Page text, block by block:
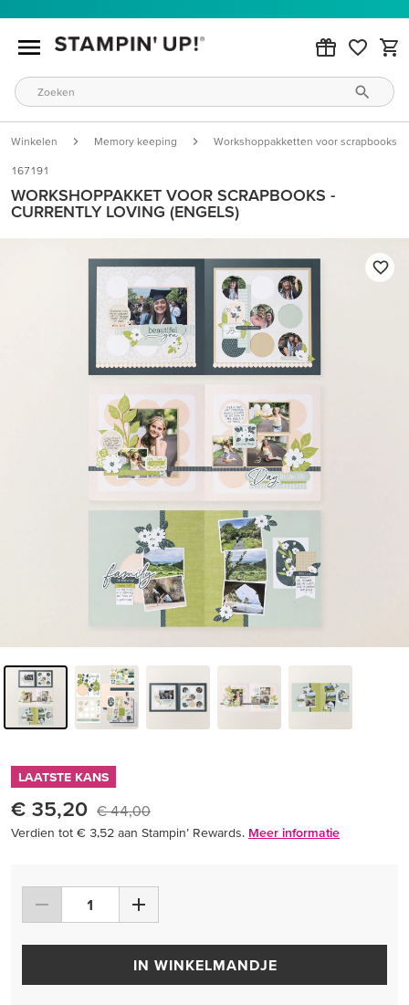
Winkelen Memory keeping Workshoppakketten voor scrapbooks
167191
WORKSHOPPAKKET VOOR SCRAPBOOKS -
CURRENTLY LOVING (ENGELS)
LAATSTE KANS
€ 35,20 € 44,00
Verdien tot € 3,52 aan Stampin’ Rewards. Meer informatie
IN WINKELMANDJE